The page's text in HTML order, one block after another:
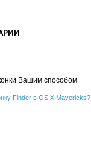
Вашим способом
Finder в OS X Mavericks?